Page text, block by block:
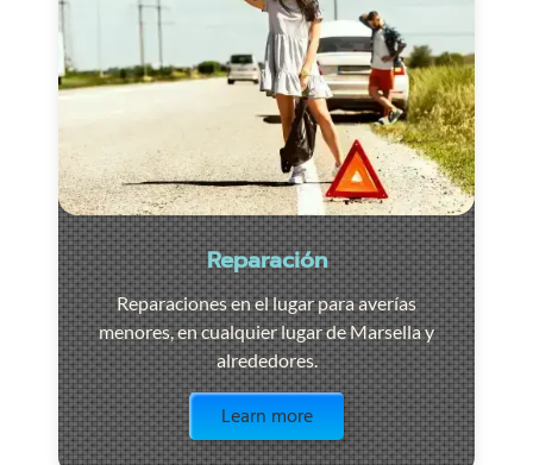
Reparación
Reparaciones en el lugar para averías
menores, en cualquier lugar de Marsella y
alrededores.
Learn more